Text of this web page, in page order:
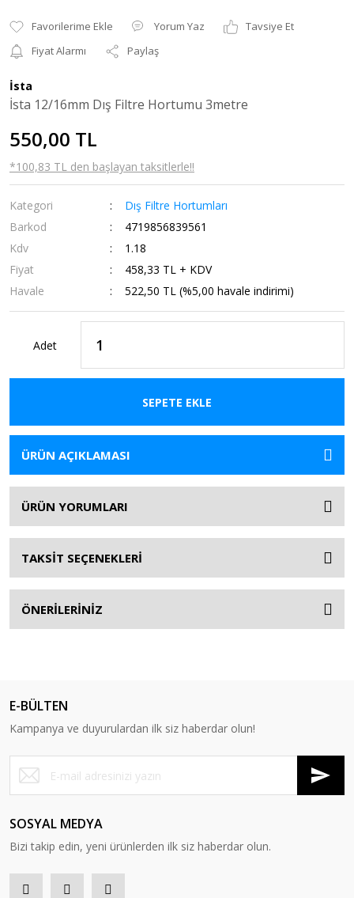
Yorum Yaz
Tavsiye Et
Fiyat Alarmı
Paylaş
İsta
İsta 12/16mm Dış Filtre Hortumu 3metre
550,00 TL
*100,83 TL den başlayan taksitlerle!!
Kategori
Dış Filtre Hortumları
Barkod
4719856839561
Kdv
1.18
Fiyat
458,33 TL + KDV
Havale
522,50 TL (%5,00 havale indirimi)
Adet
SEPETE EKLE
ÜRÜN AÇIKLAMASI
ÜRÜN YORUMLARI
TAKSİT SEÇENEKLERİ
ÖNERİLERİNİZ
E-BÜLTEN
Kampanya ve duyurulardan ilk siz haberdar olun!
SOSYAL MEDYA
Bizi takip edin, yeni ürünlerden ilk siz haberdar olun.